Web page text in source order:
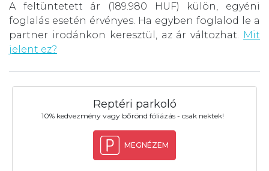
A feltüntetett ár (189.980 HUF) külön, egyéni
foglalás esetén érvényes. Ha egyben foglalod le a
partner irodánkon keresztül, az ár változhat. Mit
jelent ez?
Reptéri parkoló
10% kedvezmény vagy bőrönd fóliázás - csak nektek!
MEGNÉZEM